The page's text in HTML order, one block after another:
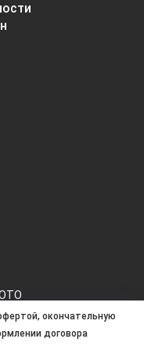
окончательную
договора